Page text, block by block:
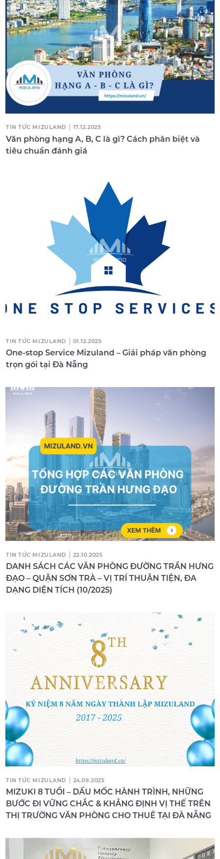
TIN TỨC MIZULAND | 17.12.2025
Văn phòng hạng A, B, C là gì? Cách phân biệt và
tiêu chuẩn đánh giá
TIN TỨC MIZULAND | 01.12.2025
One-stop Service Mizuland – Giải pháp văn phòng
trọn gói tại Đà Nẵng
TIN TỨC MIZULAND | 22.10.2025
DANH SÁCH CÁC VĂN PHÒNG ĐƯỜNG TRẦN HƯNG
ĐẠO – QUẬN SƠN TRÀ – VỊ TRÍ THUẬN TIỆN, ĐA
DẠNG DIỆN TÍCH (10/2025)
TIN TỨC MIZULAND 24.09.2025
MIZUKI 8 TUỔI – DẤU MỐC HÀNH TRÌNH, NHỮNG
BƯỚC ĐI VỮNG CHẮC & KHẲNG ĐỊNH VỊ THẾ TRÊN
THỊ TRƯỜNG VĂN PHÒNG CHO THUÊ TẠI ĐÀ NẴNG